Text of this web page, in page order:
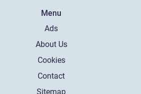
Menu
Ads
About Us
Cookies
Contact
Sitemap